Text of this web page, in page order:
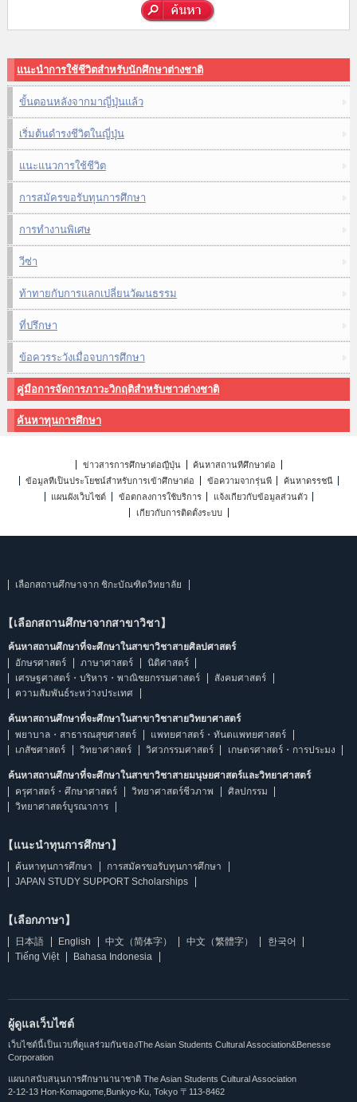
แนะนำการใช้ชีวิตสำหรับนักศึกษาต่างชาติ
ขั้นตอนหลังจากมาญี่ปุ่นแล้ว
เริ่มต้นดำรงชีวิตในญี่ปุ่น
แนะแนวการใช้ชีวิต
การสมัครขอรับทุนการศึกษา
การทำงานพิเศษ
วีซ่า
ท้าทายกับการแลกเปลี่ยนวัฒนธรรม
ที่ปรึกษา
ข้อควรระวังเมื่อจบการศึกษา
คู่มือการจัดการภาวะวิกฤติสำหรับชาวต่างชาติ
ค้นหาทุนการศึกษา
ข่าวสารการศึกษาต่อญี่ปุ่น
ค้นหาสถานที่ศึกษาต่อ
ข้อมูลที่เป็นประโยชน์สำหรับการเข้าศึกษาต่อ
ข้อความจากรุ่นพี่
ค้นหาดรรชนี
แผนผังเว็บไซต์
ข้อตกลงการใช้บริการ
แจ้งเกี่ยวกับข้อมูลส่วนตัว
เกี่ยวกับการติดตั้งระบบ
เลือกสถานศึกษาจาก ชิกะบัณฑิตวิทยาลัย
【เลือกสถานศึกษาจากสาขาวิชา】
ค้นหาสถานศึกษาที่จะศึกษาในสาขาวิชาสายศิลปศาสตร์
อักษรศาสตร์
ภาษาศาสตร์
นิติศาสตร์
เศรษฐศาสตร์・บริหาร・พาณิชยกรรมศาสตร์
สังคมศาสตร์
ความสัมพันธ์ระหว่างประเทศ
ค้นหาสถานศึกษาที่จะศึกษาในสาขาวิชาสายวิทยาศาสตร์
พยาบาล・สาธารณสุขศาสตร์
แพทยศาสตร์・ทันตแพทยศาสตร์
เภสัชศาสตร์
วิทยาศาสตร์ วิศวกรรมศาสตร์ เกษตรศาสตร์・การประมง
ค้นหาสถานศึกษาที่จะศึกษาในสาขาวิชาสายมนุษยศาสตร์และวิทยาศาสตร์
ครุศาสตร์・ศึกษาศาสตร์
วิทยาศาสตร์ชีวภาพ
ศิลปกรรม
วิทยาศาสตร์บูรณาการ
【แนะนำทุนการศึกษา】
ค้นหาทุนการศึกษา
การสมัครขอรับทุนการศึกษา
JAPAN STUDY SUPPORT Scholarships
【เลือกภาษา】
日本語 English 中文（简体字） 中文（繁體字）
한국어
Tiếng Việt
Bahasa Indonesia
ผู้ดูแลเว็บไซต์
เว็บไซต์นี้เป็นเวบที่ดูแลร่วมกันของThe Asian Students Cultural Association&Benesse
Corporation
แผนกสนับสนุนการศึกษานานาชาติ The Asian Students Cultural Association
2-12-13 Hon-Komagome,Bunkyo-Ku, Tokyo 〒113-8462